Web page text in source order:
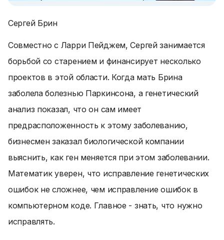
Сергей Брин
Совместно с Ларри Пейджем, Сергей занимается
борьбой со старением и финансирует несколько
проектов в этой области. Когда мать Брина
заболела болезнью Паркинсона, а генетический
анализ показал, что он сам имеет
предрасположенность к этому заболеванию,
бизнесмен заказал биологической компании
выяснить, как ген меняется при этом заболевании.
Математик уверен, что исправление генетических
ошибок не сложнее, чем исправление ошибок в
компьютерном коде. Главное - знать, что нужно
исправлять.